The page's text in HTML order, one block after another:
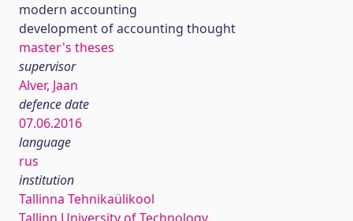
modern accounting
development of accounting thought
master's theses
supervisor
Alver, Jaan
defence date
07.06.2016
language
rus
institution
Tallinna Tehnikaülikool